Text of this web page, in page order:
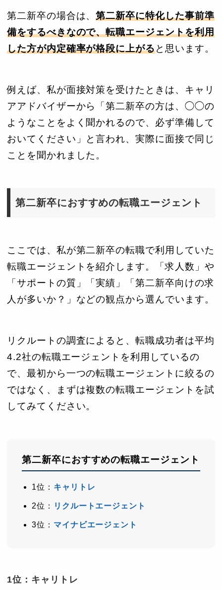
第二新卒の場合は、第二新卒に特化した事前準
備をするべきなので、転職エージェントを利用
した方が内定確率が格段に上がると思います。
例えば、私が面接対策を受けたときは、キャリ
アアドバイザーから「第二新卒の方は、◯◯の
ようなことをよく聞かれるので、必ず準備して
おいてください」と言われ、実際に面接で同じ
ことを聞かれました。
第二新卒におすすめの転職エージェント
ここでは、私が第二新卒の転職で利用していた
転職エージェントを紹介します。「求人数」や
「サポートの質」「実績」「第二新卒向けの求
人が多いか？」などの観点から選んでいます。
リクルートの調査によると、転職成功者は平均
4.2社の転職エージェントを利用しているの
で、最初から一つの転職エージェントに絞るの
ではなく、まずは複数の転職エージェントを試
してみてください。
第二新卒におすすめの転職エージェント
1位： キャリトレ
2位： リクルートエージェント
3位： マイナビエージェント
1位：キャリトレ